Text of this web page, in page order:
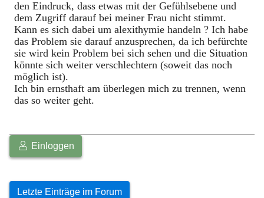
den Eindruck, dass etwas mit der Gefühlsebene und
dem Zugriff darauf bei meiner Frau nicht stimmt.
Kann es sich dabei um alexithymie handeln ? Ich habe
das Problem sie darauf anzusprechen, da ich befürchte
sie wird kein Problem bei sich sehen und die Situation
könnte sich weiter verschlechtern (soweit das noch
möglich ist).
Ich bin ernsthaft am überlegen mich zu trennen, wenn
das so weiter geht.
Einloggen
Letzte Einträge im Forum